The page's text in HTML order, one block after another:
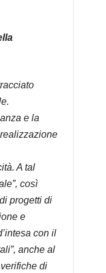
e la
A tal
così
progetti di
e
con il
anche al
di